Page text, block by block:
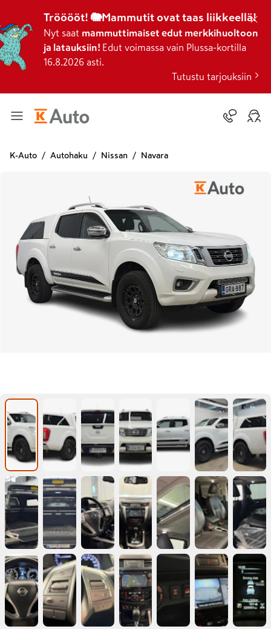
Trööööt! 🐘Mammutit ovat taas liikkeellä!
Nyt saat mammuttimaiset edut merkkihuoltoon
ja latauksiin! Edut voimassa vain Plussa-kortilla
16.8.2026 asti.
Tutustu tarjouksiin
K-Auto Autohaku Nissan Navara